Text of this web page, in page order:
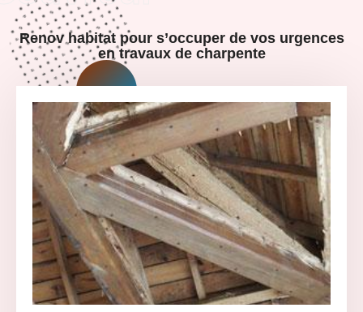
Renov habitat pour s’occuper de vos urgences
en travaux de charpente